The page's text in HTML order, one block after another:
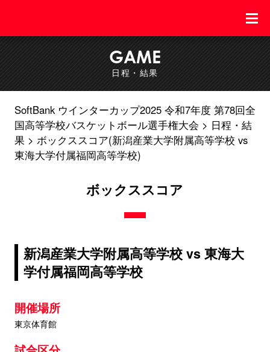
GAME
日程・結果
SoftBank ウインターカップ2025 令和7年度 第78回全
国高等学校バスケットボール選手権大会
日程・結
果
ボックススコア(新潟産業大学附属高等学校 vs
東海大学付属福岡高等学校)
ボックススコア
新潟産業大学附属高等学校 vs 東海大
学付属福岡高等学校
開催場所
東京体育館